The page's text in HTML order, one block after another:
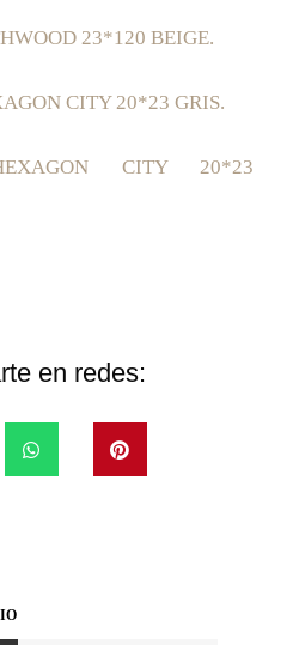
23*120 BEIGE.
CITY 20*23 GRIS.
CITY 20*23
en redes: